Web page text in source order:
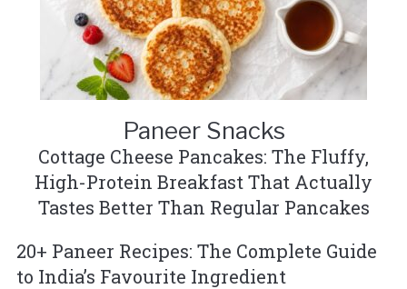
Paneer Snacks
Cottage Cheese Pancakes: The Fluffy,
High-Protein Breakfast That Actually
Tastes Better Than Regular Pancakes
20+ Paneer Recipes: The Complete Guide
to India’s Favourite Ingredient